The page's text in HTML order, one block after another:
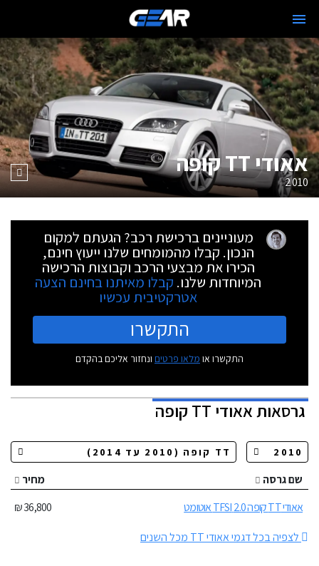
אאודי TT קופה
2010
מעוניינים ברכישת רכב? הגעתם למקום
הנכון. קבלו מהמומחים שלנו ייעוץ חינם,
הכירו את מבצעי הרכב וקבוצות הרכישה
המיוחדות שלנו. קבלו מאיתנו בחינם הצעה
אטרקטיבית עכשיו
התקשרו
התקשרו או מלאו פרטים ונחזור אליכם בהקדם
גרסאותאאודי TT קופה
שם גרסה
מחיר
אאודי TT קופה 2.0 TFSI אוטומט
36,800 ₪
לצפיה בכל דגמי אאודי TT מכל השנים